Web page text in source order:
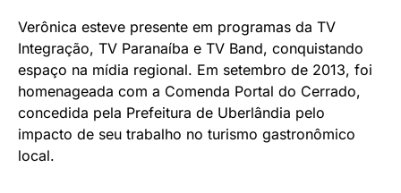
Verônica esteve presente em programas da TV
Integração, TV Paranaíba e TV Band, conquistando
espaço na mídia regional. Em setembro de 2013, foi
homenageada com a Comenda Portal do Cerrado,
concedida pela Prefeitura de Uberlândia pelo
impacto de seu trabalho no turismo gastronômico
local.